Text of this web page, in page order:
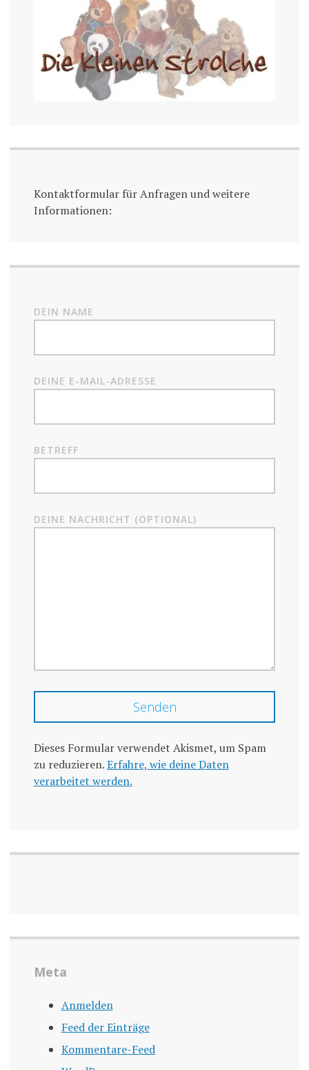
Kontaktformular für Anfragen und weitere
Informationen:
DEIN NAME
DEINE E-MAIL-ADRESSE
BETREFF
DEINE NACHRICHT (OPTIONAL)
Dieses Formular verwendet Akismet, um Spam
zu reduzieren.Erfahre, wie deine Daten
verarbeitet werden.
Meta
Anmelden
Feed der Einträge
Kommentare-Feed